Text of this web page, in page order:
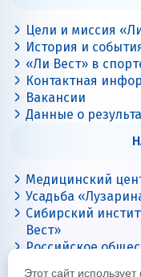
Цели и миссия
История и
«Ли Вест» в
Контактная
Вакансии
Данные о
Медицинский
Усадьба
Сибирский
Вест»
Российское
Этот сайт